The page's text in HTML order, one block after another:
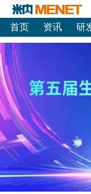
首页 资讯 研